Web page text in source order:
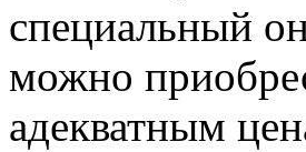
специальный
можно
адекватным